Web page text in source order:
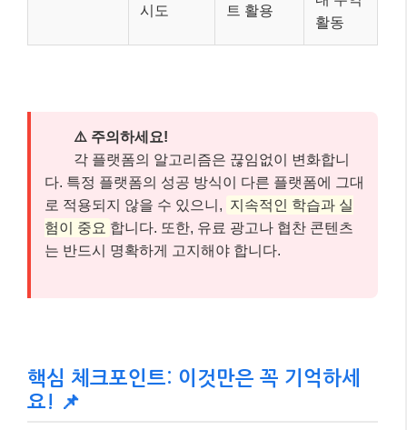
시도
트 활용
활동
⚠️ 주의하세요!